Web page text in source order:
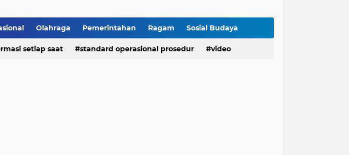
Tanamkan Kesadaran Sejak Dini, Binmas Polresta Bukittinggi Sosialisasikan Bahaya NAPZA di SMPN 1 Bukittinggi
Olahraga Pemerintahan Ragam Sosial Budaya
setiap saat standard operasional prosedur video